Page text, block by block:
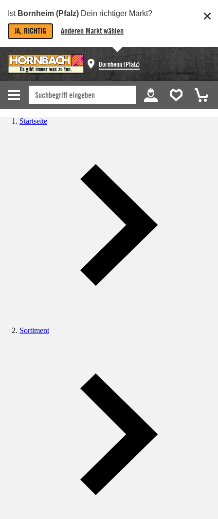
Ist Bornheim (Pfalz) Dein richtiger Markt?
JA, RICHTIG Anderen Markt wählen
Bornheim (Pfalz)
Startseite
Sortiment